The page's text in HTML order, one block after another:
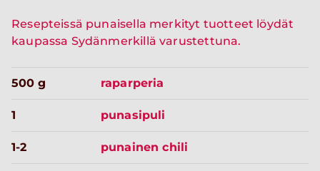
Resepteissä punaisella merkityt tuotteet löydät
kaupassa Sydänmerkillä varustettuna.
500 g raparperia
1 punasipuli
1-2 punainen chili